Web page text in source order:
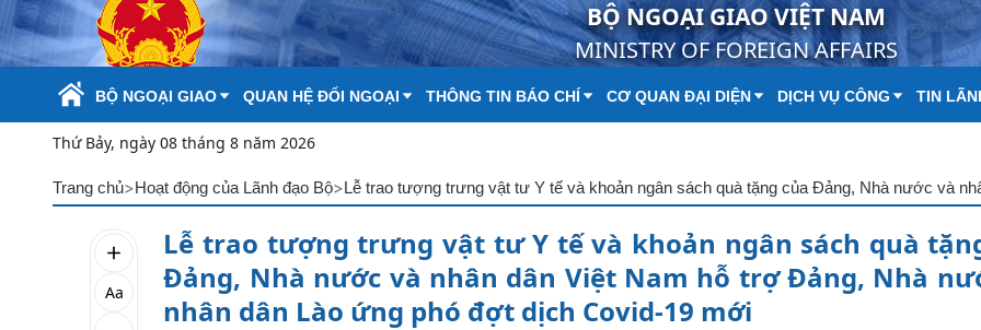
Skip to Main Content BỘ NGOẠI GIAO VIỆT NAM
MINISTRY OF FOREIGN AFFAIRS
BỘ NGOẠI GIAO QUAN HỆ ĐỐI NGOẠI THÔNG TIN BÁO CHÍ CƠ QUAN ĐẠI DIỆN DỊCH VỤ CÔNG TIN
Thứ Bảy, ngày 08 tháng 8 năm 2026
Trang chủ>Hoạt động của Lãnh đạo Bộ>
Aa
Lễ trao tượng trưng vật tư Y tế và khoản ngân sách quà
Đảng, Nhà nước và nhân dân Việt Nam hỗ trợ Đảng, Nhà
nhân dân Lào ứng phó đợt dịch Covid-19 mới